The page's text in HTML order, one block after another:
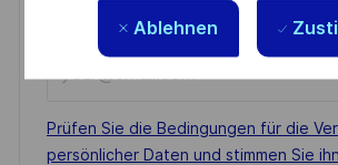
Ablehnen
You'll receive updates once a week
Email
address
(Required)
Required
Prüfen Sie die Bedingungen für die
persönlicher Daten und stimmen Sie